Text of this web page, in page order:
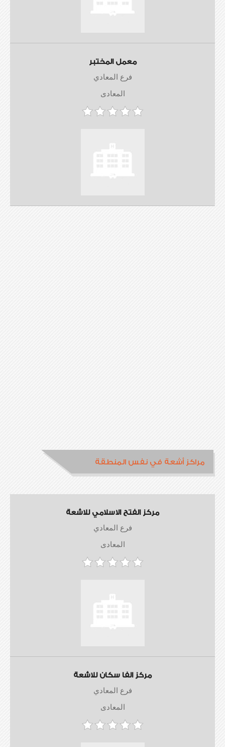
معمل المختبر
فرع المعادي
المعادى
مراكز أشعة في نفس المنطقة
مركز الفتح الاسلامي للاشعة
فرع المعادي
المعادى
مركز الفا سكان للاشعة
فرع المعادي
المعادى